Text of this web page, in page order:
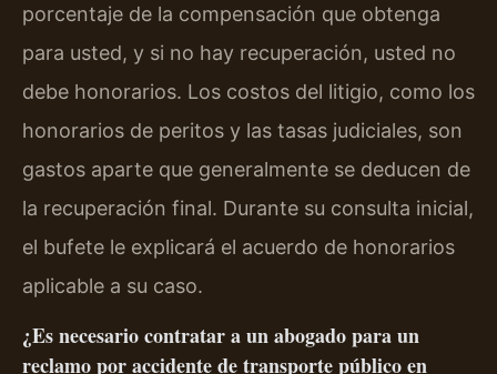
porcentaje de la compensación que obtenga
para usted, y si no hay recuperación, usted no
debe honorarios. Los costos del litigio, como los
honorarios de peritos y las tasas judiciales, son
gastos aparte que generalmente se deducen de
la recuperación final. Durante su consulta inicial,
el bufete le explicará el acuerdo de honorarios
aplicable a su caso.
¿Es necesario contratar a un abogado para un
reclamo por accidente de transporte público en